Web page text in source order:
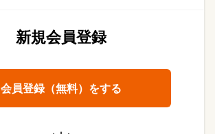
新規会員登録
会員登録（無料）をする